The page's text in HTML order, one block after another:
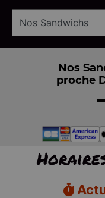
Nos
proche